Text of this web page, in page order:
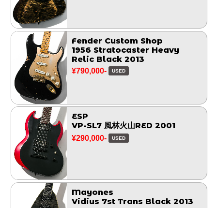
Fender Custom Shop
1956 Stratocaster Heavy
Relic Black 2013
¥790,000- USED
ESP
VP-SL7 風林火山RED 2001
¥290,000- USED
Mayones
Vidius 7st Trans Black 2013